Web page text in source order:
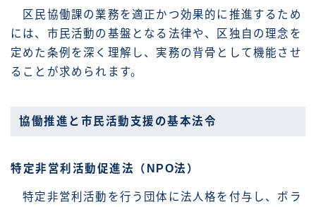
区民協働課の業務を適正かつ効果的に推進するため
には、市民活動の基盤となる法律や、区独自の理念を
定めた条例を深く理解し、実務の背骨として機能させ
ることが求められます。
協働推進と市民活動支援の基本法令
特定非営利活動促進法（NPO法）
特定非営利活動を行う団体に法人格を付与し、ボラ